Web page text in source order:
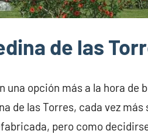
de las
una opción más a la hora de
de las Torres, cada vez más
pero como